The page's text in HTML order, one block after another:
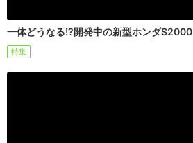
一体どうなる!?開発中の新型ホンダS2000
特集